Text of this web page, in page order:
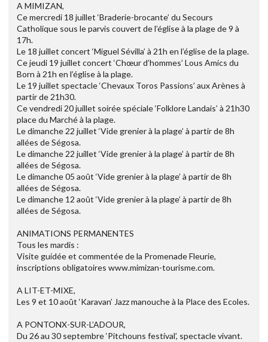
A MIMIZAN,
Ce mercredi 18 juillet ‘Braderie-brocante’ du Secours
Catholique sous le parvis couvert de l’église à la plage de 9 à
17h.
Le 18 juillet concert ‘Miguel Sévilla’ à 21h en l’église de la plage.
Ce jeudi 19 juillet concert ‘Chœur d’hommes’ Lous Amics du
Born à 21h en l’église à la plage.
Le 19 juillet spectacle ‘Chevaux Toros Passions’ aux Arènes à
partir de 21h30.
Ce vendredi 20 juillet soirée spéciale ‘Folklore Landais’ à 21h30
place du Marché à la plage.
Le dimanche 22 juillet ‘Vide grenier à la plage’ à partir de 8h
allées de Ségosa.
Le dimanche 22 juillet ‘Vide grenier à la plage’ à partir de 8h
allées de Ségosa.
Le dimanche 05 août ‘Vide grenier à la plage’ à partir de 8h
allées de Ségosa.
Le dimanche 12 août ‘Vide grenier à la plage’ à partir de 8h
allées de Ségosa.
ANIMATIONS PERMANENTES
Tous les mardis :
Visite guidée et commentée de la Promenade Fleurie,
inscriptions obligatoires www.mimizan-tourisme.com.
A LIT-ET-MIXE,
Les 9 et 10 août ‘Karavan’ Jazz manouche à la Place des Ecoles.
A PONTONX-SUR-L’ADOUR,
Du 26 au 30 septembre ‘Pitchouns festival’, spectacle vivant.